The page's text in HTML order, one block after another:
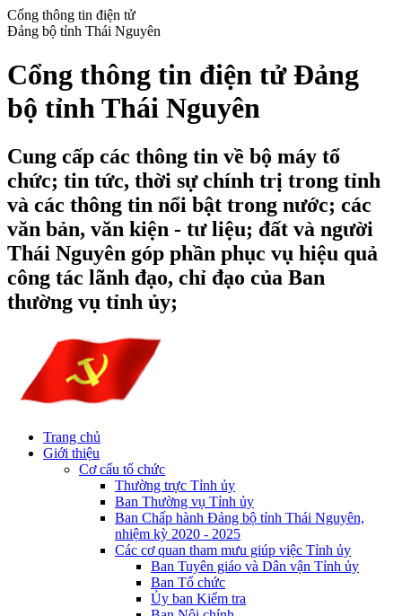
Cổng thông tin điện tử
Đảng bộ tỉnh Thái Nguyên
Cổng thông tin điện tử Đảng
bộ tỉnh Thái Nguyên
Cung cấp các thông tin về bộ máy tổ
chức; tin tức, thời sự chính trị trong tỉnh
và các thông tin nổi bật trong nước; các
văn bản, văn kiện - tư liệu; đất và người
Thái Nguyên góp phần phục vụ hiệu quả
công tác lãnh đạo, chỉ đạo của Ban
thường vụ tỉnh ủy;
Trang chủ
Giới thiệu
Cơ cấu tổ chức
Thường trực Tỉnh ủy
Ban Thường vụ Tỉnh ủy
Ban Chấp hành Đảng bộ tỉnh Thái Nguyên,
nhiệm kỳ 2020 - 2025
Các cơ quan tham mưu giúp việc Tỉnh ủy
Ban Tuyên giáo và Dân vận Tỉnh ủy
Ban Tổ chức
Ủy ban Kiểm tra